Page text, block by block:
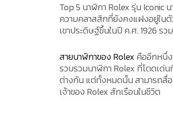
Top 5 นาฬิกา Rolex รุ่น Iconic
ความคลาสสิกที่ยังคงแฝงอยู่ใน
เขาประดิษฐ์ขึ้นในปี ค.ศ. 1926 ร
สายนาฬิกาของ Rolex คืออีกหนึ่ง
รวบรวมนาฬิกา Rolex ที่โดดเด่
ต่างกัน แต่ทั้งหมดนั้น สามารถสื่
เจ้าของ Rolex สักเรือนในชีวิต